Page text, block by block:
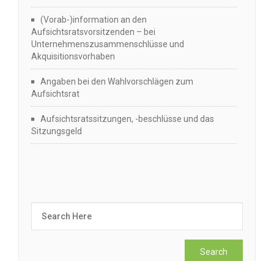
(Vorab-)information an den
Aufsichtsratsvorsitzenden – bei
Unternehmenszusammenschlüsse und
Akquisitionsvorhaben
Angaben bei den Wahlvorschlägen zum
Aufsichtsrat
Aufsichtsratssitzungen, -beschlüsse und das
Sitzungsgeld